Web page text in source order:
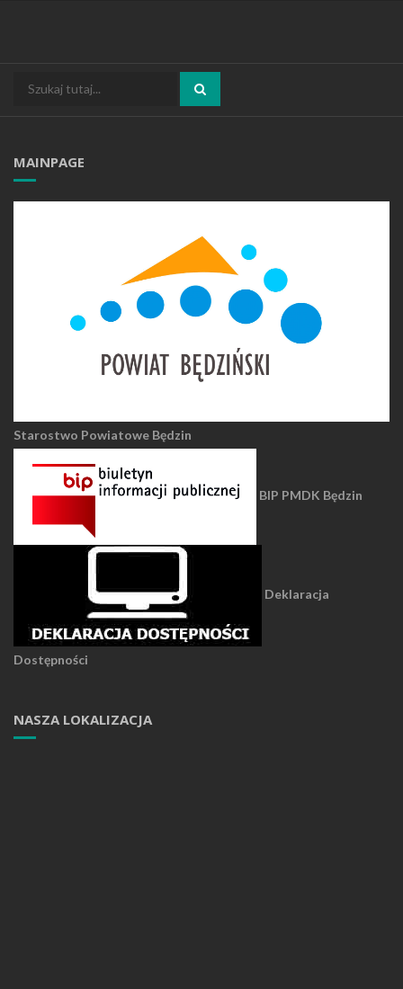
Szukaj:
MAINPAGE
Starostwo Powiatowe Będzin
BIP PMDK Będzin
Deklaracja
Dostępności
NASZA LOKALIZACJA